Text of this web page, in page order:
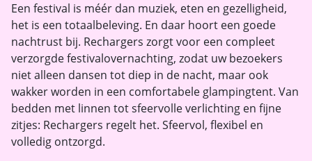
Een festival is méér dan muziek, eten en gezelligheid,
het is een totaalbeleving. En daar hoort een goede
nachtrust bij. Rechargers zorgt voor een compleet
verzorgde festivalovernachting, zodat uw bezoekers
niet alleen dansen tot diep in de nacht, maar ook
wakker worden in een comfortabele glampingtent. Van
bedden met linnen tot sfeervolle verlichting en fijne
zitjes: Rechargers regelt het. Sfeervol, flexibel en
volledig ontzorgd.